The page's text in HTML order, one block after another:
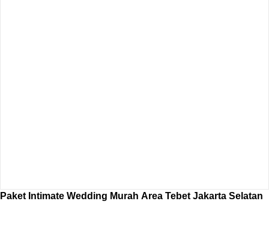
Paket Intimate Wedding Murah Area Tebet Jakarta Selatan